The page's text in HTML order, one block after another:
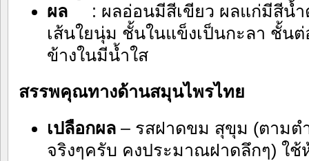
ผล: ผลอ่อนมีสีเขียว ผลแก่มีสีน้ำต
เส้นใยนุ่ม ชั้นในแข็งเป็นกะลา ชั้น
ข้างในมีน้ำใส
สรรพคุณทางด้านสมุนไพรไทย
เปลือกผล– รสฝาดขม สุขุม (ตามต
จริงๆครับ คงประมาณฝาดลึกๆ) ใช้